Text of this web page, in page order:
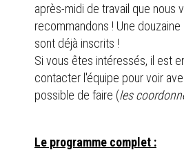
après-midi de travail que nous
recommandons ! Une douzaine
sont déjà inscrits !
Si vous êtes intéressés, il est
contacter l'équipe pour voir
possible de faire (les
Le programme complet :